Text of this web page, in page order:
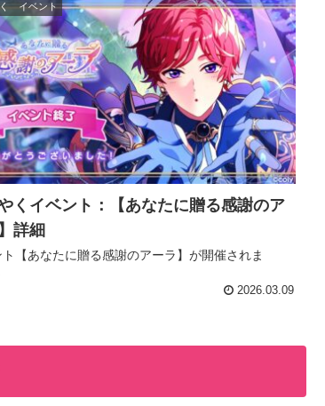
イベント
くイベント：【あなたに贈る感謝のア
詳細
ト【あなたに贈る感謝のアーラ】が開催されま
2026.03.09